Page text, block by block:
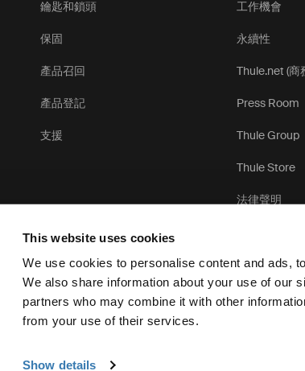
This website uses cookies
We use cookies to personalise content and ads,
We also share information about your use of our
partners who may combine it with other
from your use of their services.
Show details
鑰匙和鎖頭
保固
產品召回
產品登記
支援
工作機會
永續性
Thule.net (商
Press Room
Thule Group
Thule Store
法律聲明